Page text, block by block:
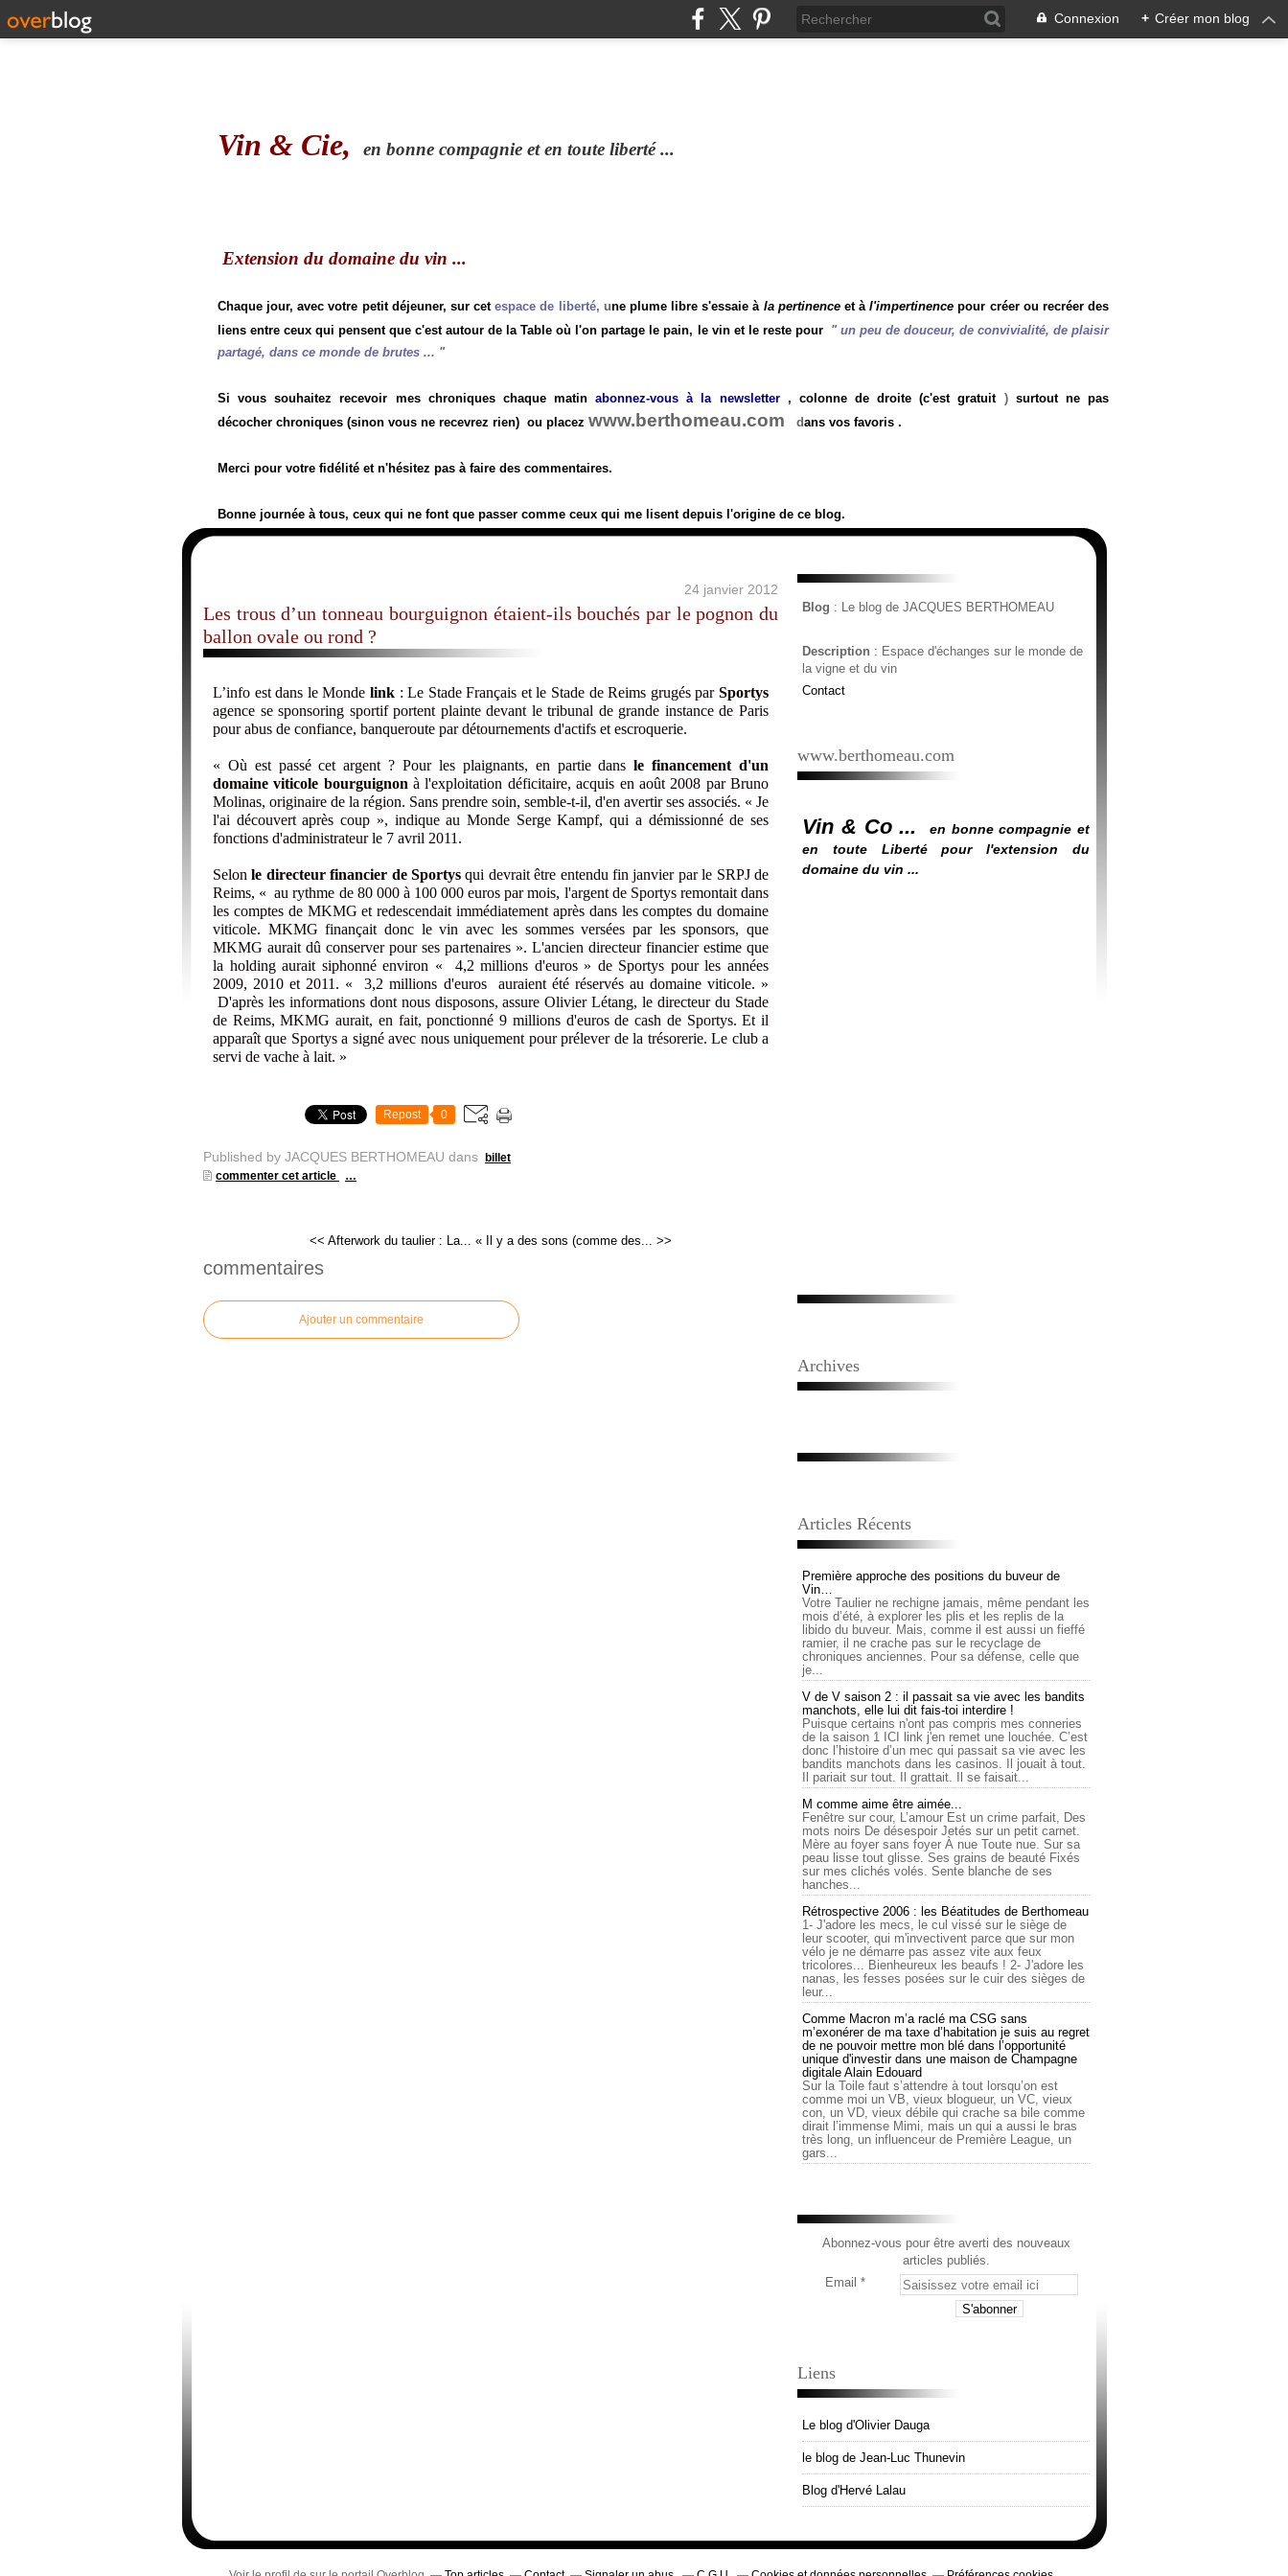
Connexion + Créer mon blog
Vin & Cie, en bonne compagnie et en toute liberté ...
Extension du domaine du vin ...
Chaque jour, avec votre petit déjeuner, sur cetespace de liberté, une plume libre s'essaie à la pertinenceet àl'impertinence pour créer ou recréer des
liens entre ceux qui pensent que c'est autour de la Table où l'on partage le pain, le vin et le reste pour "un peu de douceur, de convivialité, de plaisir
partagé, dans ce monde de brutes ... "
Si vous souhaitez recevoir mes chroniques chaque matinabonnez-vous à la newsletter, colonne de droite (c'est gratuit) surtout ne pas
décocher chroniques (sinon vous ne recevrez rien) ou placez www.berthomeau.com dans vos favoris .
Merci pour votre fidélité et n'hésitez pas à faire des commentaires.
Bonne journée à tous, ceux qui ne font que passer comme ceux qui me lisent depuis l'origine de ce blog.
24 janvier 2012
Les trous d’un tonneau bourguignon étaient-ils bouchés par le pognon du
ballon ovale ou rond ?
L’info est dans le Monde link: Le Stade Français et le Stade de Reims grugés parSportys
agence se sponsoring sportif portent plainte devant le tribunal de grande instance de Paris
pour abus de confiance, banqueroute par détournements d'actifs et escroquerie.
« Où est passé cet argent ? Pour les plaignants, en partie dansle financement d'un
domaine viticole bourguignon à l'exploitation déficitaire, acquis en août 2008 par Bruno
Molinas, originaire de la région. Sans prendre soin, semble-t-il, d'en avertir ses associés. « Je
l'ai découvert après coup », indique au Monde Serge Kampf, qui a démissionné de ses
fonctions d'administrateur le 7 avril 2011.
Selonle directeur financier de Sportys qui devrait être entendu fin janvier par le SRPJ de
Reims, « au rythme de 80 000 à 100 000 euros par mois, l'argent de Sportys remontait dans
les comptes de MKMG et redescendait immédiatement après dans les comptes du domaine
viticole. MKMG finançait donc le vin avec les sommes versées par les sponsors, que
MKMG aurait dû conserver pour ses partenaires ». L'ancien directeur financier estime que
la holding aurait siphonné environ « 4,2 millions d'euros » de Sportys pour les années
2009, 2010 et 2011. « 3,2 millions d'euros auraient été réservés au domaine viticole. »
D'après les informations dont nous disposons, assure Olivier Létang, le directeur du Stade
de Reims, MKMG aurait, en fait, ponctionné 9 millions d'euros de cash de Sportys. Et il
apparaît que Sportys a signé avec nous uniquement pour prélever de la trésorerie. Le club a
servi de vache à lait. »
Repost 0
Published by JACQUES BERTHOMEAU dans
billet
commenter cet article
…
<< Afterwork du taulier : La... « Il y a des sons (comme des... >>
commentaires
Ajouter un commentaire
Blog : Le blog de JACQUES BERTHOMEAU
Description : Espace d'échanges sur le monde de
la vigne et du vin
Contact
www.berthomeau.com
Vin & Co ...
en bonne compagnie et
en toute Liberté pour l'extension du
domaine du vin ...
Archives
Articles Récents
Première approche des positions du buveur de
Vin…
Votre Taulier ne rechigne jamais, même pendant les
mois d’été, à explorer les plis et les replis de la
libido du buveur. Mais, comme il est aussi un fieffé
ramier, il ne crache pas sur le recyclage de
chroniques anciennes. Pour sa défense, celle que
je...
V de V saison 2 : il passait sa vie avec les bandits
manchots, elle lui dit fais-toi interdire !
Puisque certains n'ont pas compris mes conneries
de la saison 1 ICI link j'en remet une louchée. C’est
donc l’histoire d’un mec qui passait sa vie avec les
bandits manchots dans les casinos. Il jouait à tout.
Il pariait sur tout. Il grattait. Il se faisait...
M comme aime être aimée...
Fenêtre sur cour, L’amour Est un crime parfait, Des
mots noirs De désespoir Jetés sur un petit carnet.
Mère au foyer sans foyer À nue Toute nue. Sur sa
peau lisse tout glisse. Ses grains de beauté Fixés
sur mes clichés volés. Sente blanche de ses
hanches...
Rétrospective 2006 : les Béatitudes de Berthomeau
1- J'adore les mecs, le cul vissé sur le siège de
leur scooter, qui m'invectivent parce que sur mon
vélo je ne démarre pas assez vite aux feux
tricolores... Bienheureux les beaufs ! 2- J'adore les
nanas, les fesses posées sur le cuir des sièges de
leur...
Comme Macron m’a raclé ma CSG sans
m’exonérer de ma taxe d’habitation je suis au regret
de ne pouvoir mettre mon blé dans l’opportunité
unique d'investir dans une maison de Champagne
digitale Alain Edouard
Sur la Toile faut s’attendre à tout lorsqu’on est
comme moi un VB, vieux blogueur, un VC, vieux
con, un VD, vieux débile qui crache sa bile comme
dirait l’immense Mimi, mais un qui a aussi le bras
très long, un influenceur de Première League, un
gars...
Abonnez-vous pour être averti des nouveaux
articles publiés.
Email
Liens
Le blog d'Olivier Dauga
le blog de Jean-Luc Thunevin
Blog d'Hervé Lalau